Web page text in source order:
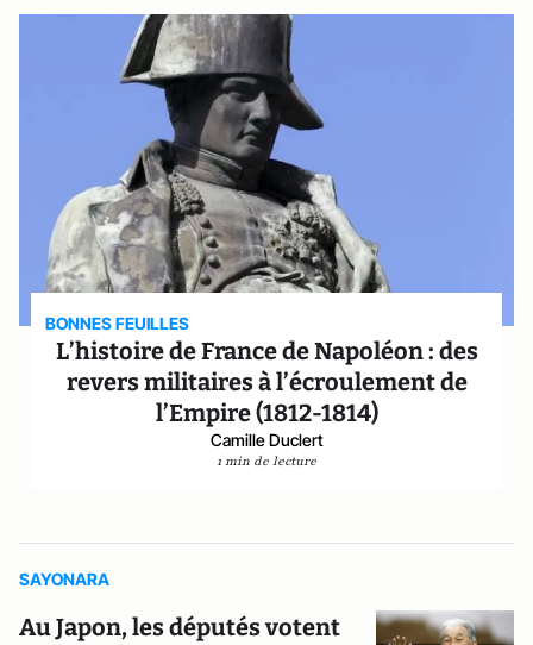
BONNES FEUILLES
L’histoire de France de Napoléon : des
revers militaires à l’écroulement de
l’Empire (1812-1814)
Camille Duclert
1 min de lecture
SAYONARA
Au Japon, les députés votent